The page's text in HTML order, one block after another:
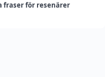
fraser för resenärer